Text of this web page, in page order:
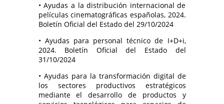
• Ayudas a la distribución internacional de
películas cinematográficas españolas, 2024.
Boletín Oficial del Estado del 29/10/2024
• Ayudas para personal técnico de I+D+i,
2024. Boletín Oficial del Estado del
31/10/2024
• Ayudas para la transformación digital de
los sectores productivos estratégicos
mediante el desarrollo de productos y